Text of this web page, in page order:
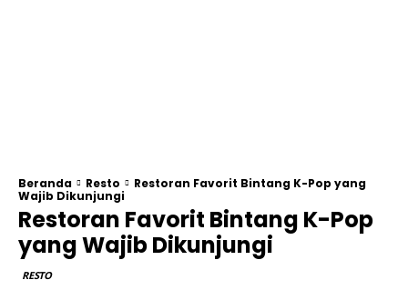
Beranda Resto
Restoran Favorit Bintang K-Pop yang
Wajib Dikunjungi
Restoran Favorit Bintang K-Pop
yang Wajib Dikunjungi
RESTO